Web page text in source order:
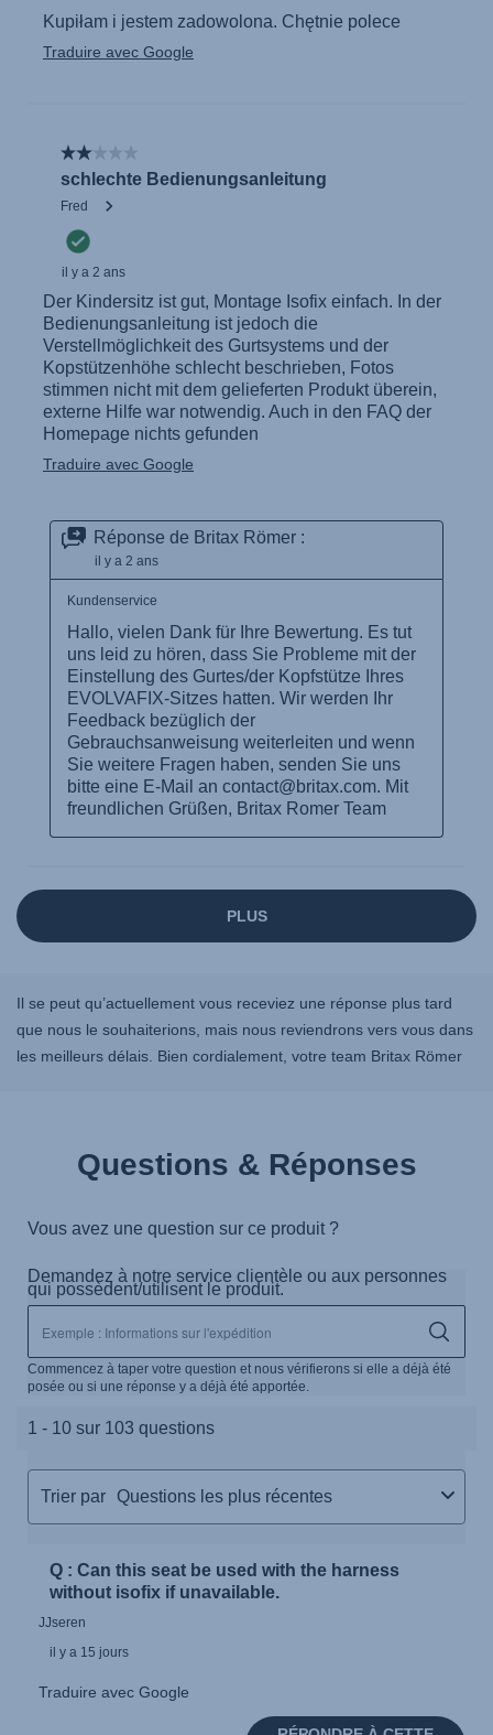
Il se peut qu’actuellement vous receviez une réponse plus tard
que nous le souhaiterions, mais nous reviendrons vers vous dans
les meilleurs délais. Bien cordialement, votre team Britax Römer
Questions & Réponses